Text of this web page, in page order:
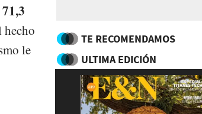
hecho
le
TE RECOMENDAMOS
ULTIMA EDICIÓN